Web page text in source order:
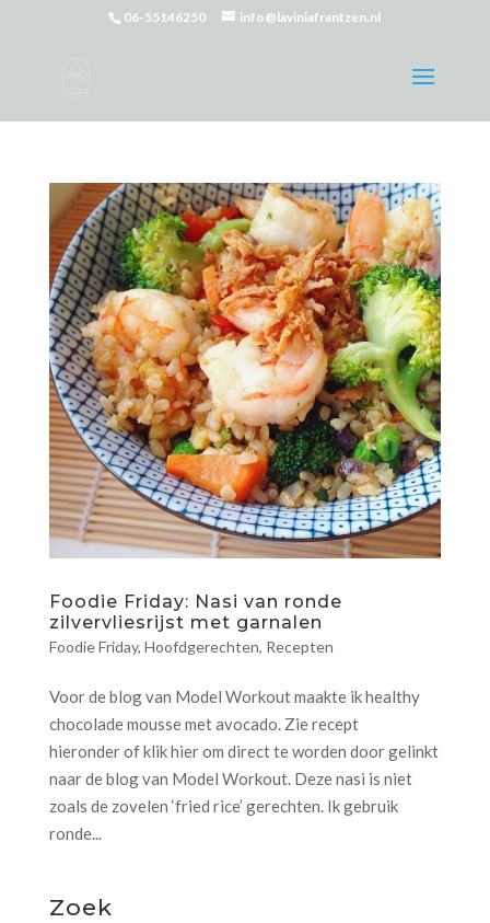
06-55146250 info@laviniafrantzen.nl
Foodie Friday: Nasi van ronde
zilvervliesrijst met garnalen
Foodie Friday, Hoofdgerechten, Recepten
Voor de blog van Model Workout maakte ik healthy
chocolade mousse met avocado. Zie recept
hieronder of klik hier om direct te worden door gelinkt
naar de blog van Model Workout. Deze nasi is niet
zoals de zovelen ‘fried rice’ gerechten. Ik gebruik
ronde...
Zoek